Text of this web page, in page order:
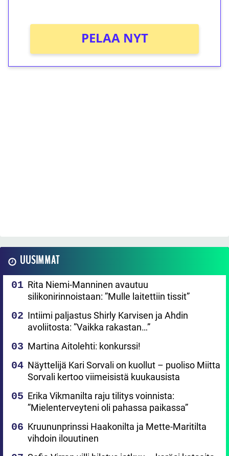
PELAA NYT
UUSIMMAT
Rita Niemi-Manninen avautuu
silikonirinnoistaan: ”Mulle laitettiin tissit”
Intiimi paljastus Shirly Karvisen ja Ahdin
avoliitosta: ”Vaikka rakastan…”
Martina Aitolehti: konkurssi!
Näyttelijä Kari Sorvali on kuollut – puoliso Miitta
Sorvali kertoo viimeisistä kuukausista
Erika Vikmanilta raju tilitys voinnista:
”Mielenterveyteni oli pahassa paikassa”
Kruununprinssi Haakonilta ja Mette-Maritilta
vihdoin ilouutinen